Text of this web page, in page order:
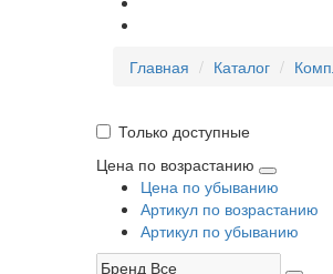
Главная
Каталог
Только доступные
Цена по возрастанию
Цена по убыванию
Артикул по возрастанию
Артикул по убыванию